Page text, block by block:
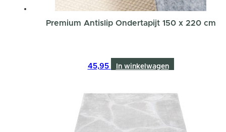
Premium Antislip Ondertapijt 150 x 220 cm
45,95 In winkelwagen